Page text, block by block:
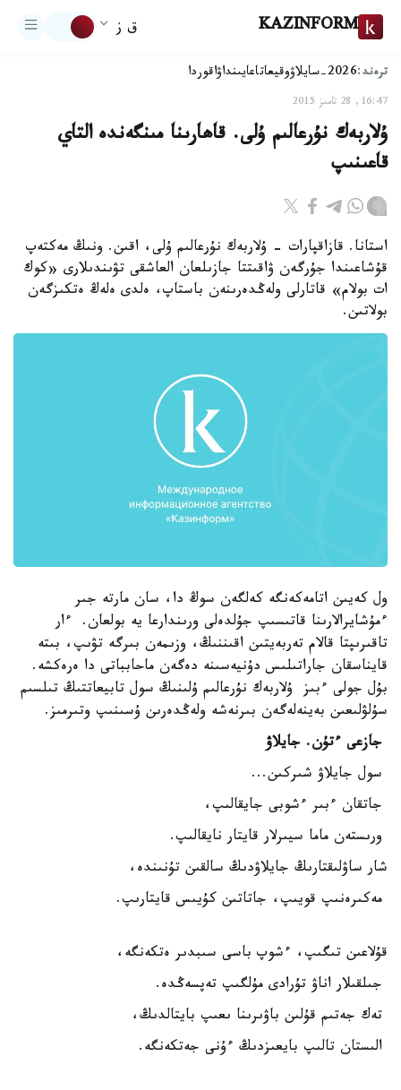
KAZINFORM ق ز
ترەند:2026-سايلاۋ وقيعاتاعايىنداۋاقوردا
16:47, 28 تامىز 2015
ۇلاربەك نۇرعالىم ۇلى. قاھارىنا مىنگەندە التاي
قاعىنىپ
استانا. قازاقپارات - ۇلاربەك نۇرعالىم ۇلى، اقىن. ونىڭ مەكتەپ
قۇشاعىندا جۇرگەن ۋاقىتتا جازىلعان العاشقى تۋىندىلارى «كوك
ات بولام» قاتارلى ولەڭدەرىنەن باستاپ، ەلدى ەلەڭ ەتكىزگەن
بولاتىن.
ول كەيىن اتامەكەنگە كەلگەن سوڭ دا، سان مارتە جىر
ءمۇشايرالارىنا قاتىسىپ جۇلدەلى ورىندارعا يە بولعان. ءار
تاقىرىپتا قالام تەربەيتىن اقىننىڭ، وزىمەن بىرگە تۋىپ، بىتە
قايناسقان جاراتىلىس دۇنيەسىنە دەگەن ماحابباتى دا ەرەكشە.
بۇل جولى ءبىز ۇلاربەك نۇرعالىم ۇلىنىڭ سول تابيعاتتىڭ تىلسىم
سۇلۋلىعىن بەينەلەگەن بىرنەشە ولەڭدەرىن ۇسىنىپ وتىرمىز.
جازعى ءتۇن. جايلاۋ
سول جايلاۋ شىركىن...
جاتقان ءبىر ءشوبى جايقالىپ،
ورىستەن ماما سيىرلار قايتار نايقالىپ.
شار ساۋلىقتارىڭ جايلاۋدىڭ سالقىن تۇنىندە،
مەكىرەنىپ قويىپ، جاتاتىن كۇيىس قايتارىپ.
قۇلاعىن تىگىپ، ءشوپ باسى سىبدىر ەتكەنگە،
جىلقىلار اناۋ تۇرادى مۇلگىپ تەپسەڭدە.
تەك جەتىم قۇلىن باۋىرىنا ىعىپ بايتالدىڭ،
الىستان تالىپ بايعىزدىڭ ءۇنى جەتكەنگە.